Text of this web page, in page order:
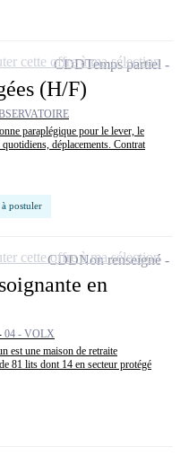
(H/F)
paraplégique pour le lever, le
déplacements. Contrat
postuler
CDDTemps partiel
cette offre à ma sélection
en
04 - VOLX
est une maison de retraite
81 lits dont 14 en secteur protégé
CDDNon renseigné
cette offre à ma sélection